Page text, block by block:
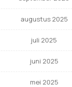
augustus 2025
juli 2025
juni 2025
mei 2025